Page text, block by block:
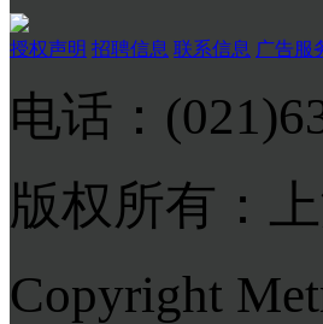
授权声明 招聘信息 联系信息 广告服
电话：
版权所有：
Copyright